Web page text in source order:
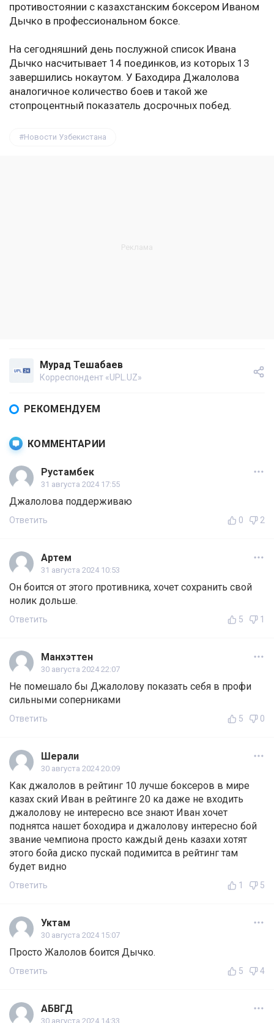
противостоянии с казахстанским боксером Иваном
Дычко в профессиональном боксе.
На сегодняшний день послужной список Ивана
Дычко насчитывает 14 поединков, из которых 13
завершились нокаутом. У Баходира Джалолова
аналогичное количество боев и такой же
стопроцентный показатель досрочных побед.
Новости Узбекистана
Мурад Тешабаев
Корреспондент «UPL.UZ»
РЕКОМЕНДУЕМ
КОММЕНТАРИИ
Рустамбек
31 августа 2024 17:55
Джалолова поддерживаю
Ответить 0 2
Артем
31 августа 2024 10:53
Он боится от этого противника, хочет сохранить свой
нолик дольше.
Ответить 5 1
Манхэттен
30 августа 2024 22:07
Не помешало бы Джалолову показать себя в профи
сильными соперниками
Ответить 5 0
Шерали
30 августа 2024 20:09
Как джалолов в рейтинг 10 лучше боксеров в мире
казах ский Иван в рейтинге 20 ка даже не входить
джалолову не интересно все знают Иван хочет
поднятса нашет боходира и джалолову интересно бой
звание чемпиона просто каждый день казахи хотят
этого бойа диско пускай подимитса в рейтинг там
будет видно
Ответить 1 5
Уктам
30 августа 2024 15:07
Просто Жалолов боится Дычко.
Ответить 5 4
АБВГД
30 августа 2024 14:33